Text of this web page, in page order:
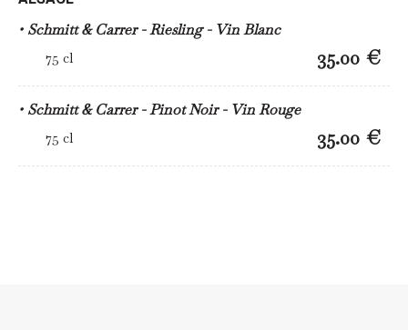
Schmitt & Carrer - Riesling - Vin Blanc
75 cl 35.00 €
Schmitt & Carrer - Pinot Noir - Vin Rouge
75 cl 35.00 €